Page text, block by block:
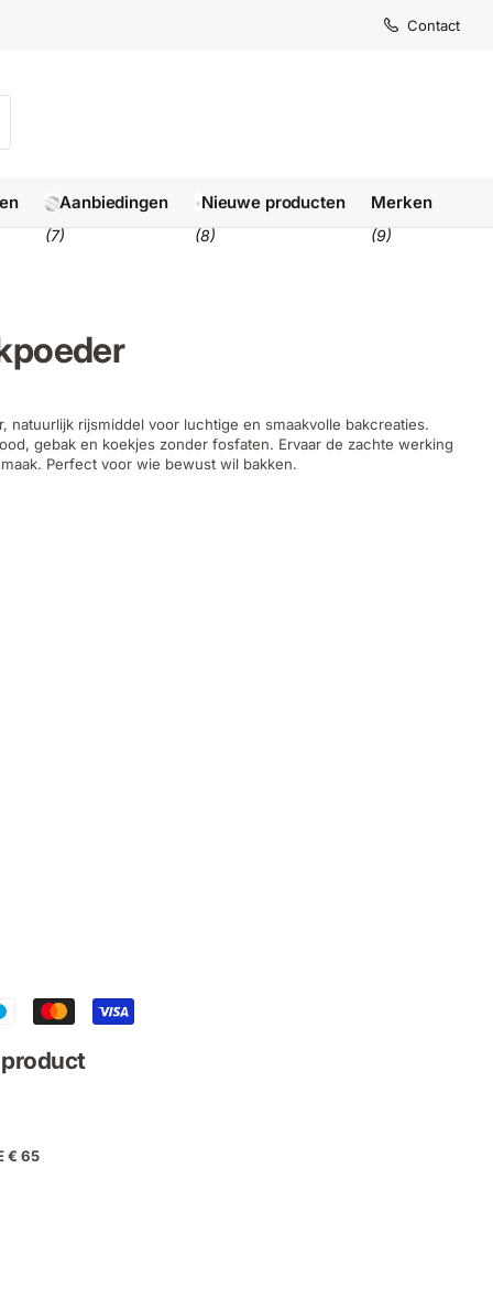
Contact
Aanbiedingen
(7)
Nieuwe producten
(8)
Merken
(9)
natuurlijk rijsmiddel voor luchtige en smaakvolle bakcreaties.
gebak en koekjes zonder fosfaten. Ervaar de zachte werking
Perfect voor wie bewust wil bakken.
€ 65